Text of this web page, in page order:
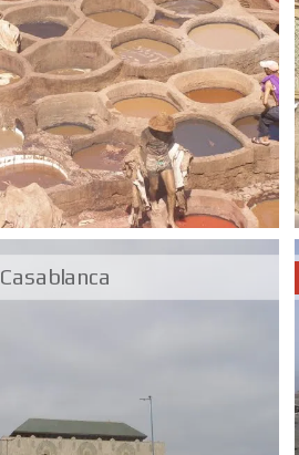
Casablanca